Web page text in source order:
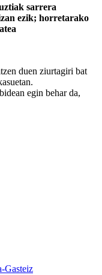
sarrera
ezik; horretarako
duen ziurtagiri bat
egin behar da,
Gasteiz